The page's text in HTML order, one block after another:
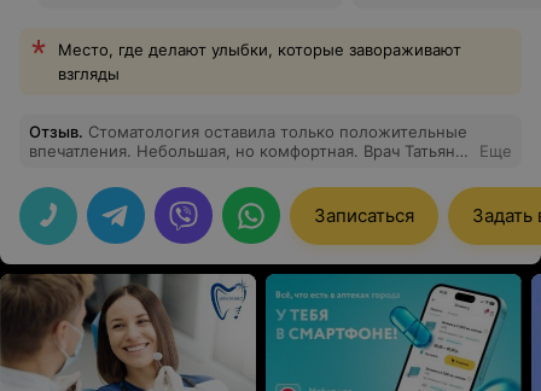
Место, где делают улыбки, которые завораживают
взгляды
Отзыв. Стоматология оставила только положительные
впечатления. Небольшая, но комфортная. Врач Татьяна
Буду продолжать лечить зубы здесь)
Еще
Записаться Задать